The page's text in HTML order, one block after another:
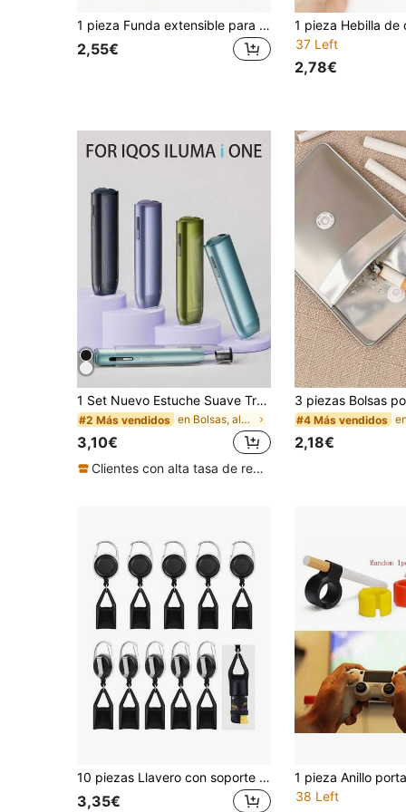
1 pieza Funda extensible para encendedor: Equipada con bolsa de cintura antiperidida y llavero, ¡haciendo que su encendedor sea talla grande portátil!
2,55€
37 Left
2,78€
1 Set Nuevo Estuche Suave Transparente Multicolor de 8a Generación para IQOS ILUMA I ONE, 5 Opciones de Color, Material TPU Ligero Resistente al Desgaste Anti-Caída Anti-Arañazos, Adecuado para el Último IQOS ILUMA I ONE, Confirme Su Modelo Antes de la Compra
#2 Más vendidos en Bolsas, almohadillas, pegatinas y fundas protec
3,10€
Clientes con alta tasa de repetición
#4 Más vendidos
2,18€
10 piezas Llavero con soporte retráctil para encendedor, estuche clásico para encendedor, conveniente y práctico (Negro)
3,35€
38 Left